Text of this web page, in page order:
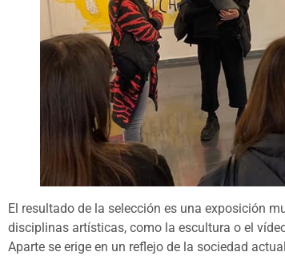
El resultado de la selección es una exposición
disciplinas artísticas, como la escultura o el
Aparte se erige en un reflejo de la sociedad